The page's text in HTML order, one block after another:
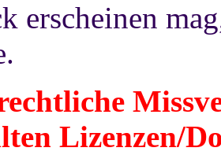
erscheinen
Lizenzen/